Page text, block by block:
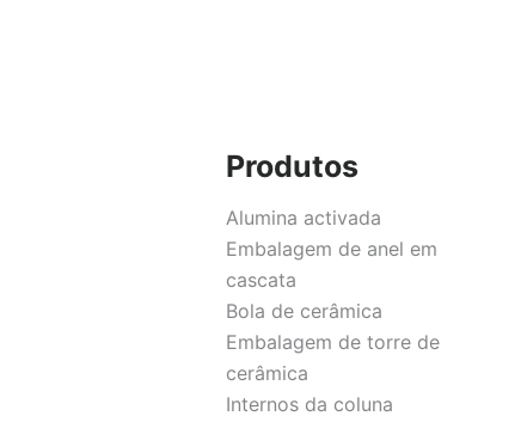
Produtos
Alumina activada
Embalagem de anel em
cascata
Bola de cerâmica
Embalagem de torre de
cerâmica
Internos da coluna